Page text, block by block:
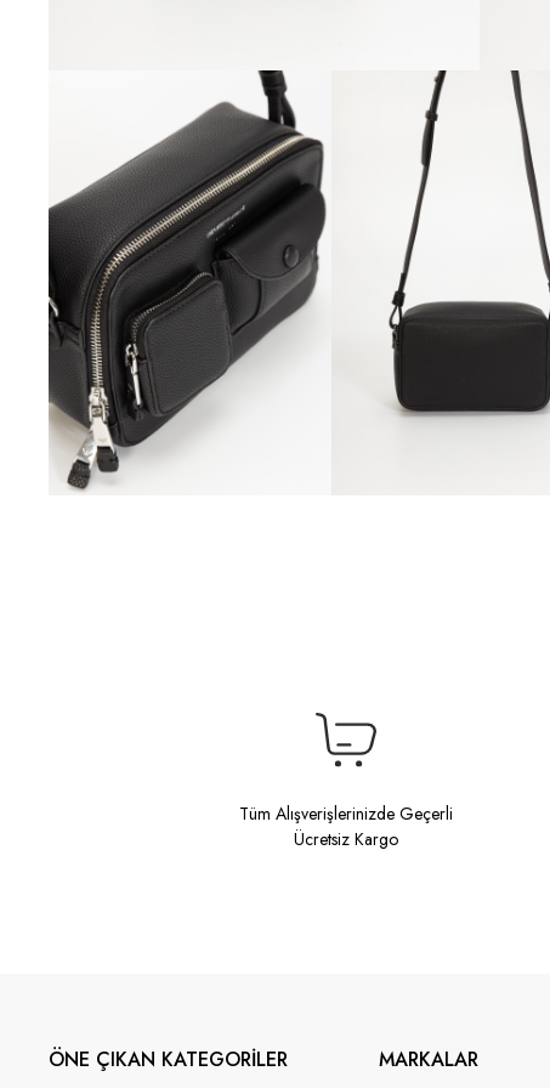
Tüm Alışverişlerinizde Geçerli
Ücretsiz Kargo
ÖNE ÇIKAN KATEGORİLER MARKALAR